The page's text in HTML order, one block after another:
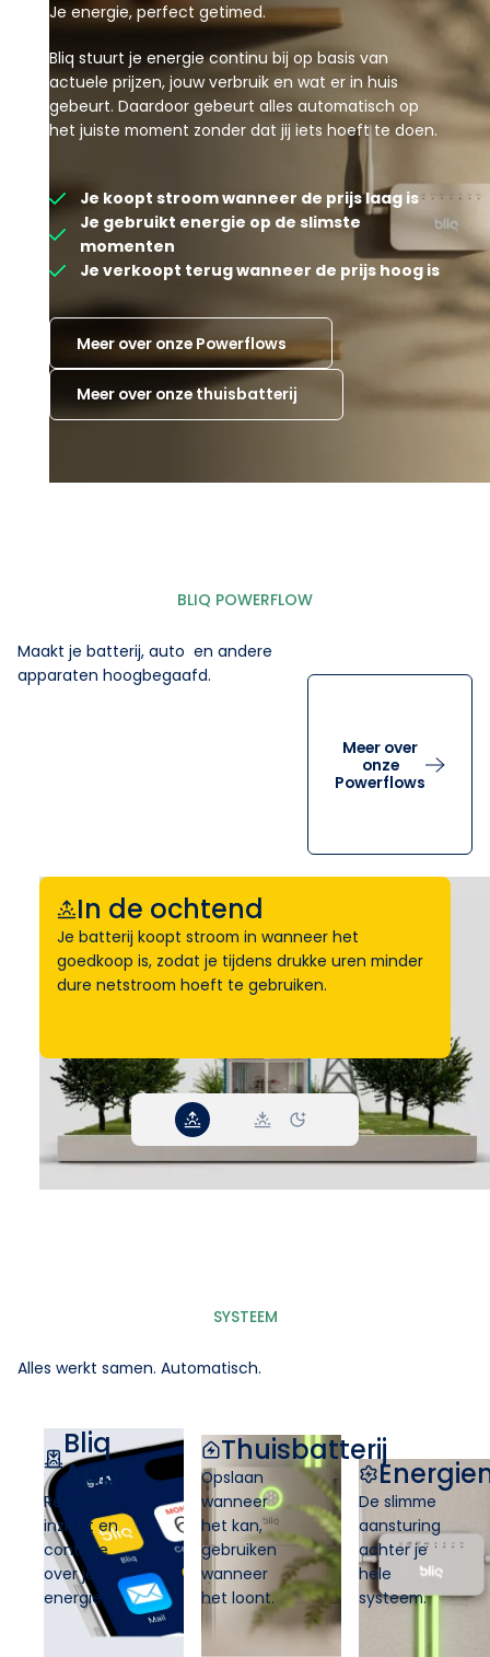
Je energie, perfect getimed.
Bliq stuurt je energie continu bij op basis van
actuele prijzen, jouw verbruik en wat er in huis
gebeurt. Daardoor gebeurt alles automatisch op
het juiste moment zonder dat jij iets hoeft te doen.
Je koopt stroom wanneer de prijs laag is
Je gebruikt energie op de slimste
momenten
Je verkoopt terug wanneer de prijs hoog is
Meer over onze Powerflows
Meer over onze thuisbatterij
BLIQ POWERFLOW
Maakt je batterij, auto en andere
apparaten hoogbegaafd.
Meer over
onze
Powerflows
In de ochtend
Je batterij koopt stroom in wanneer het
goedkoop is, zodat je tijdens drukke uren minder
dure netstroom hoeft te gebruiken.
SYSTEEM
Alles werkt samen. Automatisch.
Bliq
App
Realtime
inzicht en
controle
over je
energie
Thuisbatterij
Opslaan
wanneer
het kan,
gebruiken
wanneer
het loont.
De slimme
aansturing
achter je
hele
systeem.